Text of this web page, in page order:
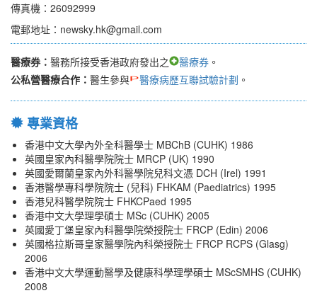
傳真機：26092999
電郵地址：newsky.hk@gmail.com
醫療券： 醫務所接受香港政府發出之 醫療券 。
公私營醫療合作： 醫生參與 醫療病歷互聯試驗計劃 。
專業資格
香港中文大學內外全科醫學士 MBChB (CUHK) 1986
英國皇家內科醫學院院士 MRCP (UK) 1990
英國愛爾蘭皇家內外科醫學院兒科文憑 DCH (Irel) 1991
香港醫學專科學院院士 (兒科) FHKAM (Paediatrics) 1995
香港兒科醫學院院士 FHKCPaed 1995
香港中文大學理學碩士 MSc (CUHK) 2005
英國愛丁堡皇家內科醫學院榮授院士 FRCP (Edin) 2006
英國格拉斯哥皇家醫學院內科榮授院士 FRCP RCPS (Glasg)
2006
香港中文大學運動醫學及健康科學理學碩士 MScSMHS (CUHK)
2008